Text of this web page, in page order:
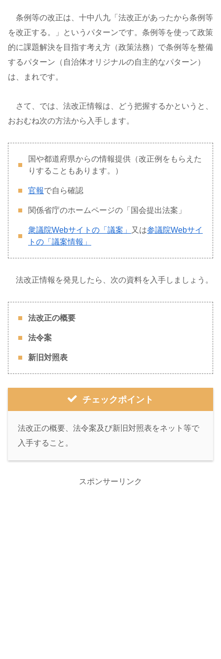
条例等の改正は、十中八九「法改正があったから条例等
を改正する。」というパターンです。条例等を使って政策
的に課題解決を目指す考え方（政策法務）で条例等を整備
するパターン（自治体オリジナルの自主的なパターン）
は、まれです。
さて、では、法改正情報は、どう把握するかというと、
おおむね次の方法から入手します。
国や都道府県からの情報提供（改正例をもらえた
りすることもあります。）
官報で自ら確認
関係省庁のホームページの「国会提出法案」
衆議院Webサイトの「議案」 又は参議院Webサイ
トの「議案情報」
法改正情報を発見したら、次の資料を入手しましょう。
法改正の概要
法令案
新旧対照表
チェックポイント
法改正の概要、法令案及び新旧対照表をネット等で
入手すること。
スポンサーリンク